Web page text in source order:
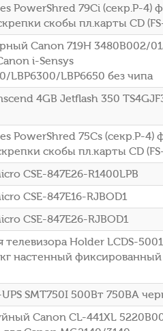
PowerShred 79Ci (секр.P-4)
скобы пл.карты CD
Canon 719H 3480B002/
i-Sensys
LBP6300/LBP6650 без чипа
4GB Jetflash 350
PowerShred 75Cs (секр.P-4)
скобы пл.карты CD
CSE-847E26-R1400LPB
CSE-847E16-RJBOD1
CSE-847E26-RJBOD1
Holder LCDS-
настенный фиксированный
SMT750I 500Вт 750ВА
Canon CL-441XL